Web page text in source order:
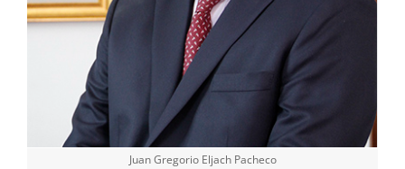
Juan Gregorio Eljach Pacheco